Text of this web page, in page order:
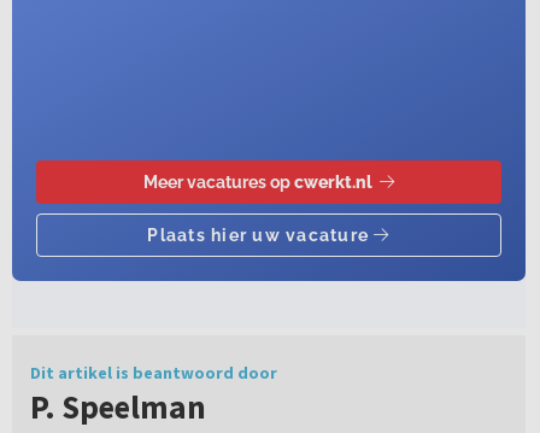
Dit artikel is beantwoord door
P. Speelman